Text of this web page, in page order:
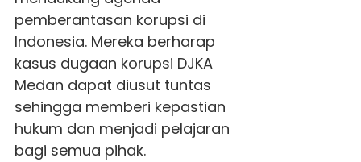
pemberantasan korupsi di
Indonesia. Mereka berharap
kasus dugaan korupsi DJKA
Medan dapat diusut tuntas
sehingga memberi kepastian
hukum dan menjadi pelajaran
bagi semua pihak.